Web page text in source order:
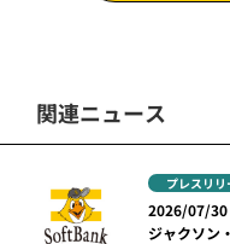
関連ニュース
プレスリリ
2026/07/30
ジャクソン